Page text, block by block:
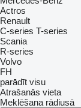
Actros
Renault
C-series T-series
Scania
R-series
Volvo
FH
parādīt visu
Atrašanās vieta
Meklēšana rādiusā